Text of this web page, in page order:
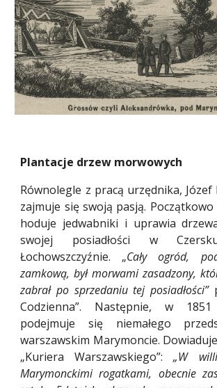
Plantacje drzew morwowych
Równolegle z pracą urzędnika, Józef
zajmuje się swoją pasją.
hoduje jedwabniki i uprawia
swojej posiadłości w
Łochowszczyźnie. „Cały ogród,
zamkową, był morwami zasadzony,
zabrał po sprzedaniu tej posiadłości”
Codzienna”. Następnie, w
podejmuje się niemałego
warszawskim Marymoncie.
„Kuriera Warszawskiego”:„W
Marymonckimi rogatkami, obecnie